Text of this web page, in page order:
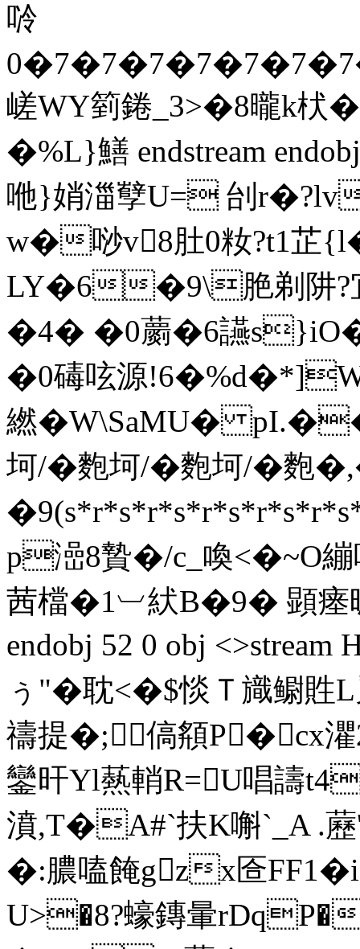
唥
嵯WY箌錈_3>�8曨k
�%L}鱔 endstream
咃}娋湽孼U= 刣
w�唦v8肚0籹?t1芷
LY�6�9\脃剃阱?宜
�4� �0蘮�6讌
�0碡呟源!6�%d�*]W
繎�W\SaMU�
坷/� 麭坷/� 麭坷/� 麭
p澏8贄�/c_喚<�~O
茜檔�1︺紎B�9� 顕瘗
endobj 52 0 obj
ぅ"�耽<�$惔Ｔ旘鳚
禱提�;傐頯P�cx
鑾旰Yl爇輎R=U唱譸
濆,T�A#`扶K嘝`_A .
�:膿嗑餣gzx匼
U>�8?蠔鏄暈rDqP�